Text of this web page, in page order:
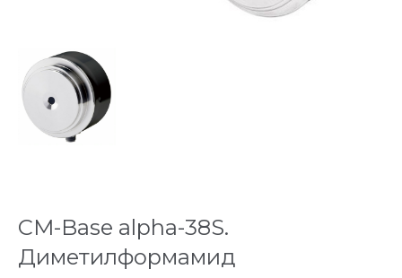
СM-Base alpha-38S.
Диметилформамид